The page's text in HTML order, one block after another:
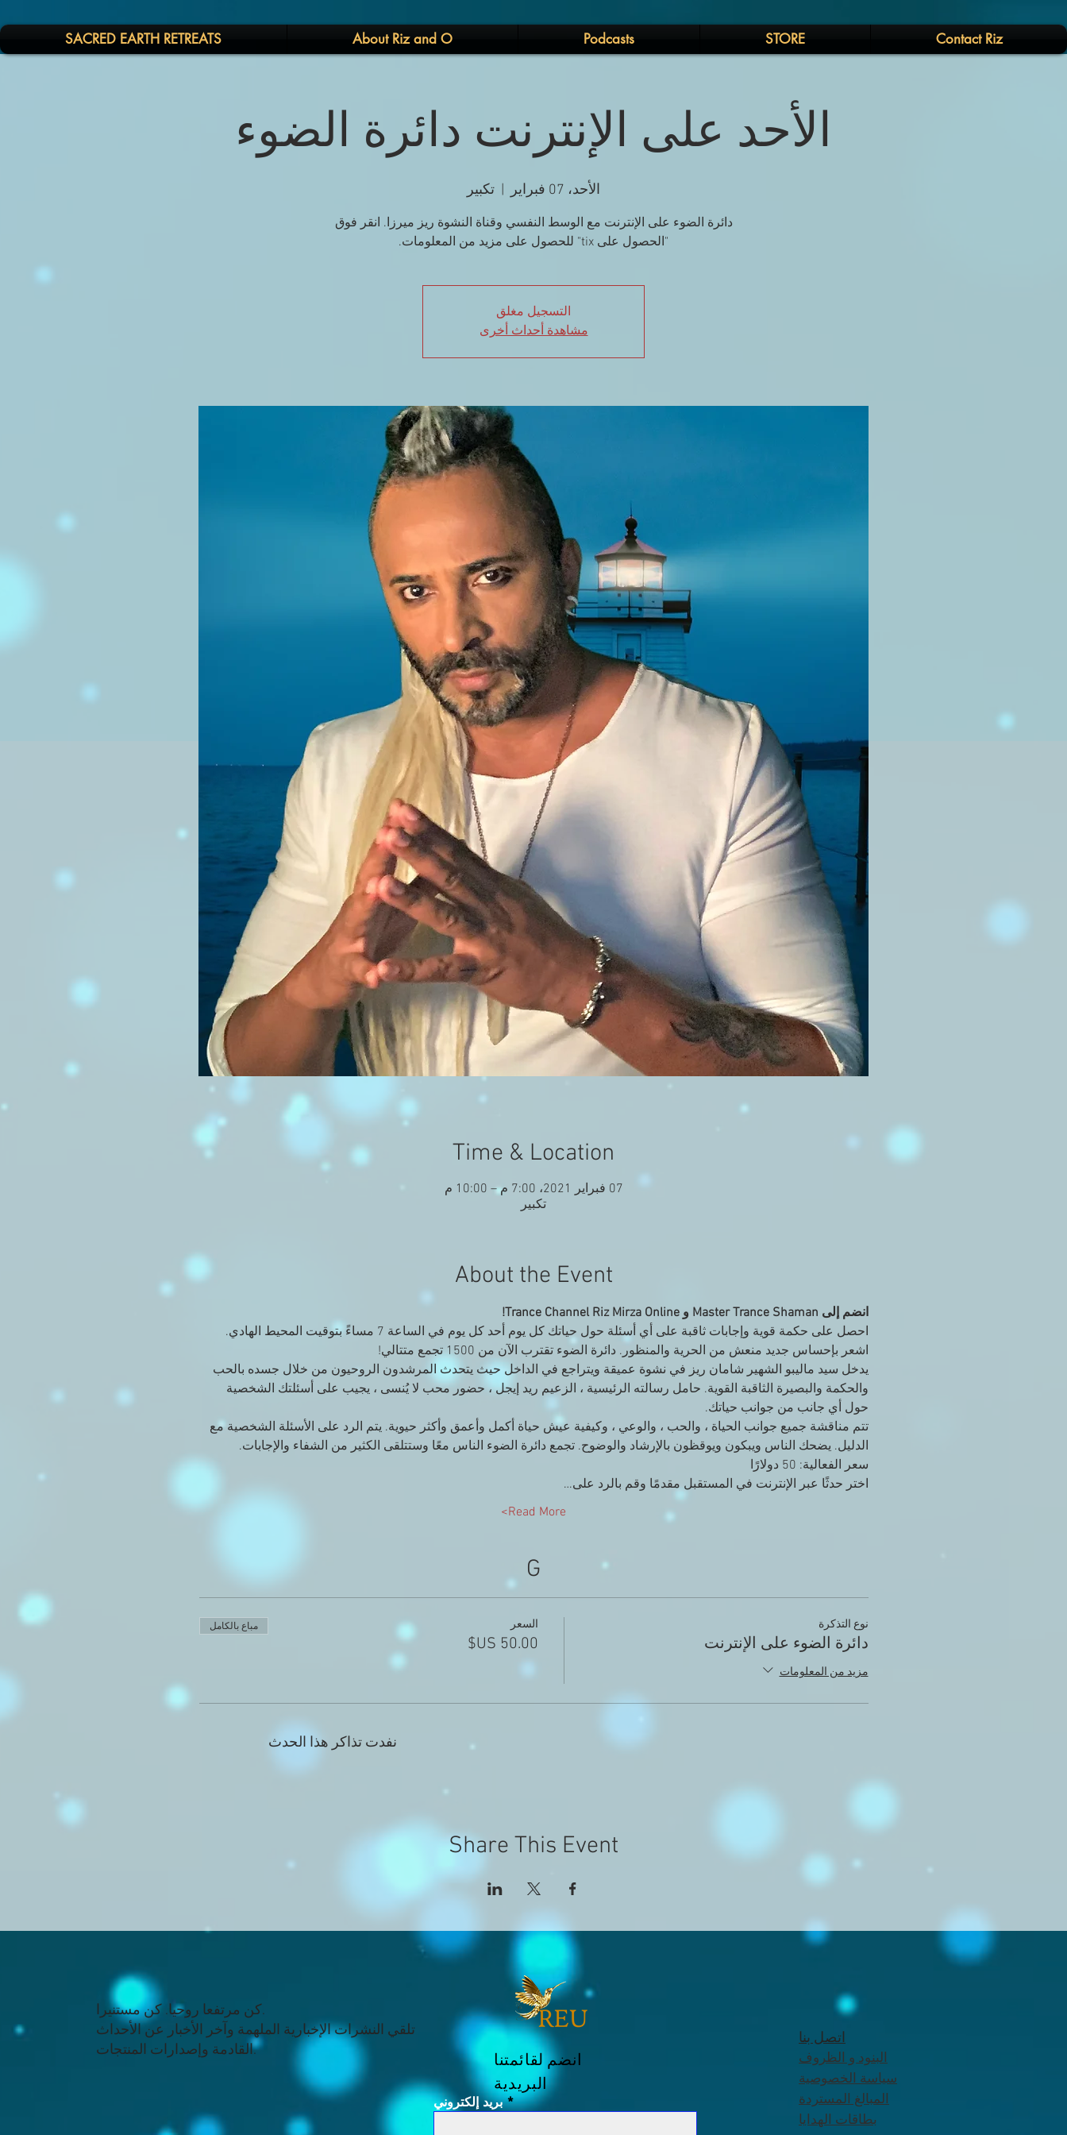
SACRED EARTH RETREATS About Riz and O Podcasts STORE Contact Riz
الأحد على الإنترنت دائرة الضوء
الأحد، 07 فبراير تكبير
دائرة الضوء على الإنترنت مع الوسط النفسي وقناة النشوة ريز ميرزا. انقر فوق
"الحصول على tix" للحصول على مزيد من المعلومات.
التسجيل مغلق
مشاهدة أحداث أخرى
Time & Location
07 فبراير 2021، 7:00 م – 10:00 م
تكبير
About the Event
انضم إلى Master Trance Shaman و Trance Channel Riz Mirza Online!
احصل على حكمة قوية وإجابات ثاقبة على أي أسئلة حول حياتك كل يوم أحد كل يوم في الساعة 7 مساءً بتوقيت المحيط الهادي.
اشعر بإحساس جديد منعش من الحرية والمنظور. دائرة الضوء تقترب الآن من 1500 تجمع متتالي!
يدخل سيد ماليبو الشهير شامان ريز في نشوة عميقة ويتراجع في الداخل حيث يتحدث المرشدون الروحيون من خلال جسده بالحب
والحكمة والبصيرة الثاقبة القوية. حامل رسالته الرئيسية ، الزعيم ريد إيجل ، حضور محب لا يُنسى ، يجيب على أسئلتك الشخصية
حول أي جانب من جوانب حياتك.
تتم مناقشة جميع جوانب الحياة ، والحب ، والوعي ، وكيفية عيش حياة أكمل وأعمق وأكثر حيوية. يتم الرد على الأسئلة الشخصية مع
الدليل. يضحك الناس ويبكون ويوقظون بالإرشاد والوضوح. تجمع دائرة الضوء الناس معًا وستتلقى الكثير من الشفاء والإجابات.
سعر الفعالية: 50 دولارًا
اختر حدثًا عبر الإنترنت في المستقبل مقدمًا وقم بالرد على…
Read More>
G
نوع التذكرة
دائرة الضوء على الإنترنت
مزيد من المعلومات
السعر مباع بالكامل
نفدت تذاكر هذا الحدث
Share This Event
كن مرتفعا روحيا. كن مستنيرا.
تلقي النشرات الإخبارية الملهمة وآخر الأخبار عن الأحداث
القادمة وإصدارات المنتجات.
انضم لقائمتنا
البريدية
بريد إلكتروني
اتصل بنا
البنود و الظروف
سياسة الخصوصية
المبالغ المستردة
بطاقات الهدايا